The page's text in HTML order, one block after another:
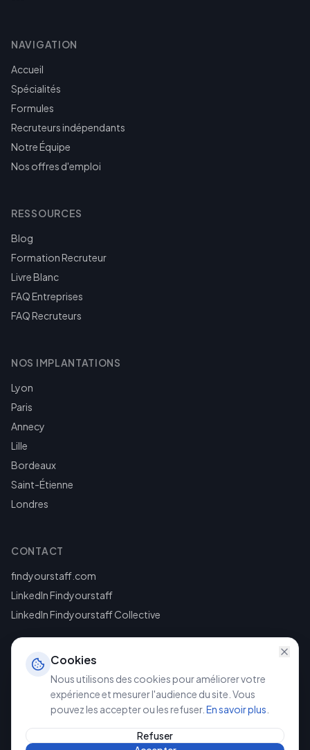
NAVIGATION
Accueil
Spécialités
Formules
Recruteurs indépendants
Notre Équipe
Nos offres d'emploi
RESSOURCES
Blog
Formation Recruteur
Livre Blanc
FAQ Entreprises
FAQ Recruteurs
NOS IMPLANTATIONS
Lyon
Paris
Annecy
Lille
Bordeaux
Saint-Étienne
Londres
CONTACT
findyourstaff.com
LinkedIn Findyourstaff
LinkedIn Findyourstaff Collective
©2026Findyourstaff. Tous droits réservés.
Politique de confidentialité
Cookies
Nous utilisons des cookies pour améliorer votre
expérience et mesurer l'audience du site. Vous
pouvez les accepter ou les refuser. En savoir plus
Refuser